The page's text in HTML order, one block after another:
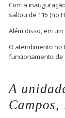
Com a
saltou de 115 (no
Além disso, em
O atendimento no
funcionamento de
A